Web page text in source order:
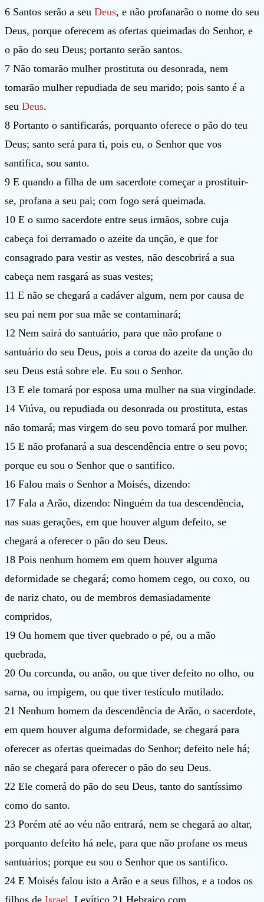
6 Santos serão a seu Deus, e não profanarão o nome do seu
Deus, porque oferecem as ofertas queimadas do Senhor, e
o pão do seu Deus; portanto serão santos.
7 Não tomarão mulher prostituta ou desonrada, nem
tomarão mulher repudiada de seu marido; pois santo é a
seu Deus.
8 Portanto o santificarás, porquanto oferece o pão do teu
Deus; santo será para ti, pois eu, o Senhor que vos
santifica, sou santo.
9 E quando a filha de um sacerdote começar a prostituir-
se, profana a seu pai; com fogo será queimada.
10 E o sumo sacerdote entre seus irmãos, sobre cuja
cabeça foi derramado o azeite da unção, e que for
consagrado para vestir as vestes, não descobrirá a sua
cabeça nem rasgará as suas vestes;
11 E não se chegará a cadáver algum, nem por causa de
seu pai nem por sua mãe se contaminará;
12 Nem sairá do santuário, para que não profane o
santuário do seu Deus, pois a coroa do azeite da unção do
seu Deus está sobre ele. Eu sou o Senhor.
13 E ele tomará por esposa uma mulher na sua virgindade.
14 Viúva, ou repudiada ou desonrada ou prostituta, estas
não tomará; mas virgem do seu povo tomará por mulher.
15 E não profanará a sua descendência entre o seu povo;
porque eu sou o Senhor que o santifico.
16 Falou mais o Senhor a Moisés, dizendo:
17 Fala a Arão, dizendo: Ninguém da tua descendência,
nas suas gerações, em que houver algum defeito, se
chegará a oferecer o pão do seu Deus.
18 Pois nenhum homem em quem houver alguma
deformidade se chegará; como homem cego, ou coxo, ou
de nariz chato, ou de membros demasiadamente
compridos,
19 Ou homem que tiver quebrado o pé, ou a mão
quebrada,
20 Ou corcunda, ou anão, ou que tiver defeito no olho, ou
sarna, ou impigem, ou que tiver testículo mutilado.
21 Nenhum homem da descendência de Arão, o sacerdote,
em quem houver alguma deformidade, se chegará para
oferecer as ofertas queimadas do Senhor; defeito nele há;
não se chegará para oferecer o pão do seu Deus.
22 Ele comerá do pão do seu Deus, tanto do santíssimo
como do santo.
23 Porém até ao véu não entrará, nem se chegará ao altar,
porquanto defeito há nele, para que não profane os meus
santuários; porque eu sou o Senhor que os santifico.
24 E Moisés falou isto a Arão e a seus filhos, e a todos os